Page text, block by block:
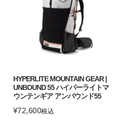
HYPERLITE MOUNTAIN GEAR |
UNBOUND 55 ハイパーライトマ
ウンテンギア アンバウンド55
¥72,600税込